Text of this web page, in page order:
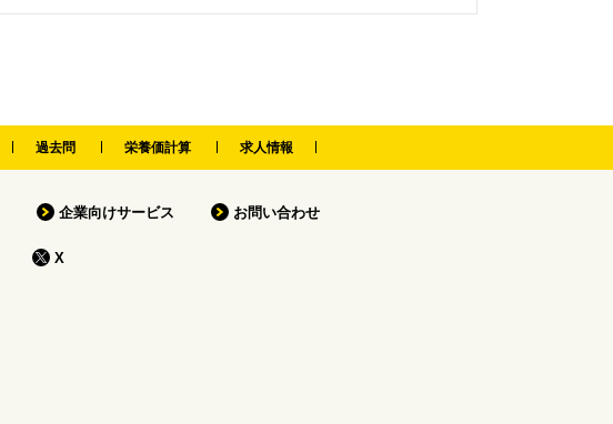
過去問 栄養価計算 求人情報
企業向けサービス お問い合わせ
X